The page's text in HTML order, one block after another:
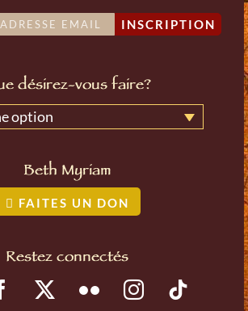
INSCRIPTION
désirez-vous faire?
option
Beth Myriam
FAITES UN DON
Restez connectés